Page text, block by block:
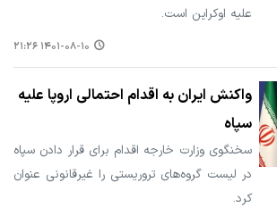
علیه اوکراین است.
۱۴۰۱-۰۸-۱۰ ۲۱:۲۶
واکنش ایران به اقدام احتمالی اروپا علیه
سپاه
سخنگوی وزارت خارجه اقدام برای قرار دادن سپاه
در لیست گروه‌های تروریستی را غیرقانونی عنوان
کرد.